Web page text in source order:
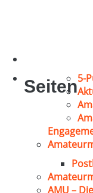
Seiten5-
AMU –